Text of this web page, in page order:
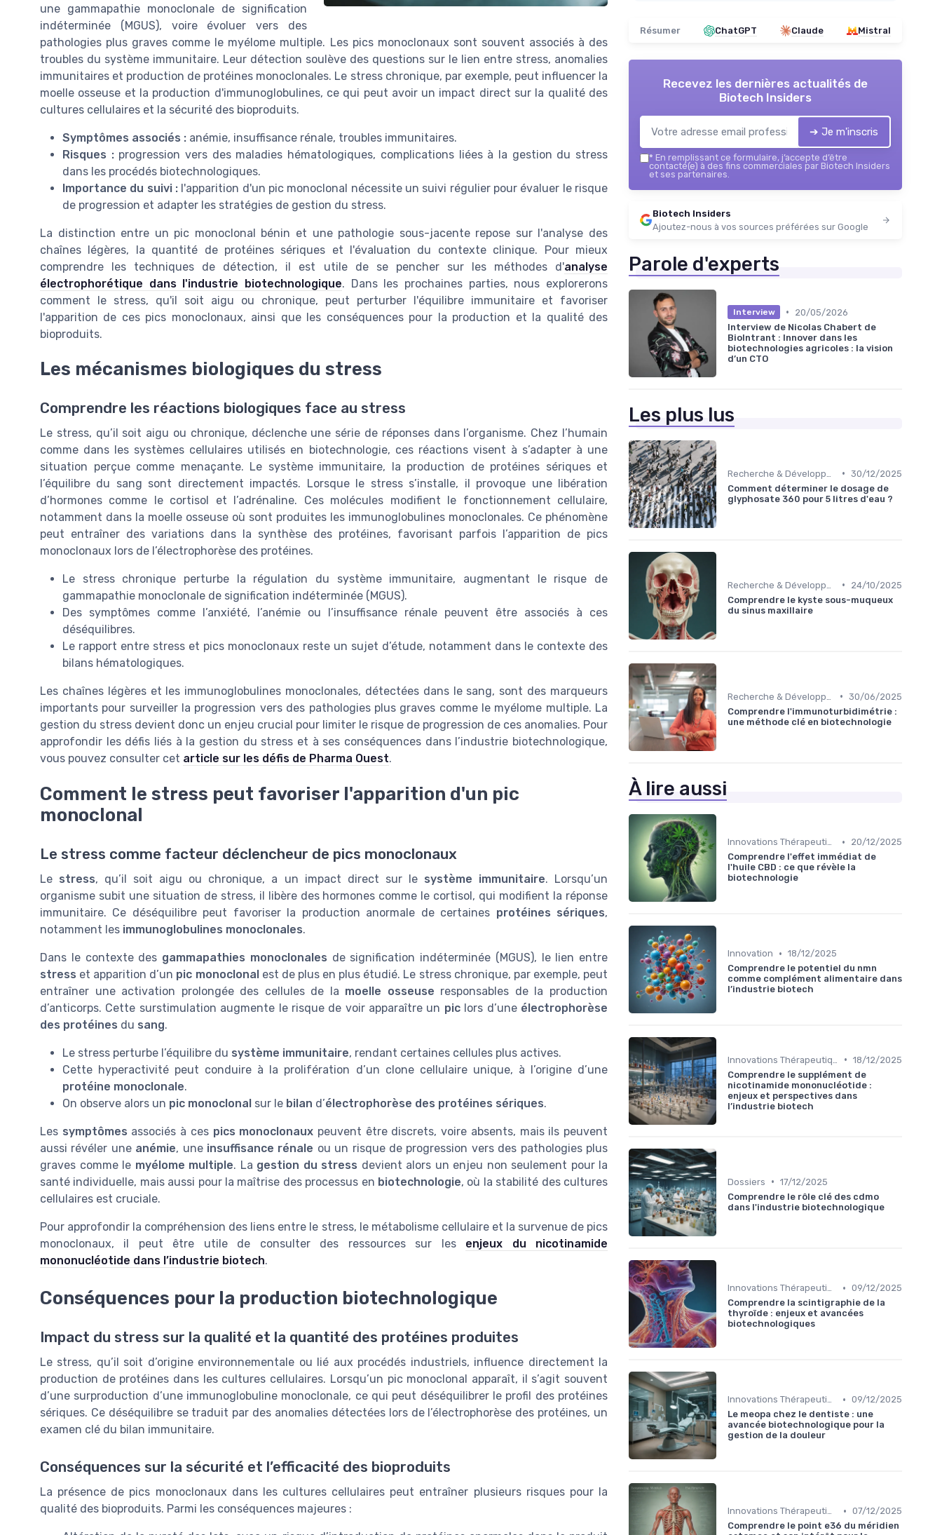
une gammapathie monoclonale de signification
indéterminée (MGUS), voire évoluer vers des
pathologies plus graves comme le myélome multiple. Les pics monoclonaux sont souvent associés à des
troubles du système immunitaire. Leur détection soulève des questions sur le lien entre stress, anomalies
immunitaires et production de protéines monoclonales. Le stress chronique, par exemple, peut influencer la
moelle osseuse et la production d'immunoglobulines, ce qui peut avoir un impact direct sur la qualité des
cultures cellulaires et la sécurité des bioproduits.
Symptômes associés : anémie, insuffisance rénale, troubles immunitaires.
Risques :progression vers des maladies hématologiques, complications liées à la gestion du stress
dans les procédés biotechnologiques.
Importance du suivi : l'apparition d'un pic monoclonal nécessite un suivi régulier pour évaluer le risque
de progression et adapter les stratégies de gestion du stress.
La distinction entre un pic monoclonal bénin et une pathologie sous-jacente repose sur l'analyse des
chaînes légères, la quantité de protéines sériques et l'évaluation du contexte clinique. Pour mieux
comprendre les techniques de détection, il est utile de se pencher sur les méthodes d'analyse
électrophorétique dans l'industrie biotechnologique. Dans les prochaines parties, nous explorerons
comment le stress, qu'il soit aigu ou chronique, peut perturber l'équilibre immunitaire et favoriser
l'apparition de ces pics monoclonaux, ainsi que les conséquences pour la production et la qualité des
bioproduits.
Les mécanismes biologiques du stress
Comprendre les réactions biologiques face au stress
Le stress, qu’il soit aigu ou chronique, déclenche une série de réponses dans l’organisme. Chez l’humain
comme dans les systèmes cellulaires utilisés en biotechnologie, ces réactions visent à s’adapter à une
situation perçue comme menaçante. Le système immunitaire, la production de protéines sériques et
l’équilibre du sang sont directement impactés. Lorsque le stress s’installe, il provoque une libération
d’hormones comme le cortisol et l’adrénaline. Ces molécules modifient le fonctionnement cellulaire,
notamment dans la moelle osseuse où sont produites les immunoglobulines monoclonales. Ce phénomène
peut entraîner des variations dans la synthèse des protéines, favorisant parfois l’apparition de pics
monoclonaux lors de l’électrophorèse des protéines.
Le stress chronique perturbe la régulation du système immunitaire, augmentant le risque de
gammapathie monoclonale de signification indéterminée (MGUS).
Des symptômes comme l’anxiété, l’anémie ou l’insuffisance rénale peuvent être associés à ces
déséquilibres.
Le rapport entre stress et pics monoclonaux reste un sujet d’étude, notamment dans le contexte des
bilans hématologiques.
Les chaînes légères et les immunoglobulines monoclonales, détectées dans le sang, sont des marqueurs
importants pour surveiller la progression vers des pathologies plus graves comme le myélome multiple. La
gestion du stress devient donc un enjeu crucial pour limiter le risque de progression de ces anomalies. Pour
approfondir les défis liés à la gestion du stress et à ses conséquences dans l’industrie biotechnologique,
vous pouvez consulter cet article sur les défis de Pharma Ouest.
Comment le stress peut favoriser l'apparition d'un pic
monoclonal
Le stress comme facteur déclencheur de pics monoclonaux
Le stress, qu’il soit aigu ou chronique, a un impact direct sur le système immunitaire. Lorsqu’un
organisme subit une situation de stress, il libère des hormones comme le cortisol, qui modifient la réponse
immunitaire. Ce déséquilibre peut favoriser la production anormale de certaines protéines sériques,
notamment les immunoglobulines monoclonales.
Dans le contexte des gammapathies monoclonales de signification indéterminée (MGUS), le lien entre
stress et apparition d’un pic monoclonalest de plus en plus étudié. Le stress chronique, par exemple, peut
entraîner une activation prolongée des cellules de la moelle osseuse responsables de la production
d’anticorps. Cette surstimulation augmente le risque de voir apparaître un piclors d’une électrophorèse
des protéines du sang.
Le stress perturbe l’équilibre du système immunitaire, rendant certaines cellules plus actives.
Cette hyperactivité peut conduire à la prolifération d’un clone cellulaire unique, à l’origine d’une
protéine monoclonale.
On observe alors un pic monoclonal sur le bilan d’électrophorèse des protéines sériques.
Les symptômes associés à ces pics monoclonaux peuvent être discrets, voire absents, mais ils peuvent
aussi révéler une anémie, une insuffisance rénale ou un risque de progression vers des pathologies plus
graves comme le myélome multiple. La gestion du stress devient alors un enjeu non seulement pour la
santé individuelle, mais aussi pour la maîtrise des processus en biotechnologie, où la stabilité des cultures
cellulaires est cruciale.
Pour approfondir la compréhension des liens entre le stress, le métabolisme cellulaire et la survenue de pics
monoclonaux, il peut être utile de consulter des ressources sur les enjeux du nicotinamide
mononucléotide dans l’industrie biotech.
Conséquences pour la production biotechnologique
Impact du stress sur la qualité et la quantité des protéines produites
Le stress, qu’il soit d’origine environnementale ou lié aux procédés industriels, influence directement la
production de protéines dans les cultures cellulaires. Lorsqu’un pic monoclonal apparaît, il s’agit souvent
d’une surproduction d’une immunoglobuline monoclonale, ce qui peut déséquilibrer le profil des protéines
sériques. Ce déséquilibre se traduit par des anomalies détectées lors de l’électrophorèse des protéines, un
examen clé du bilan immunitaire.
Conséquences sur la sécurité et l’efficacité des bioproduits
La présence de pics monoclonaux dans les cultures cellulaires peut entraîner plusieurs risques pour la
qualité des bioproduits. Parmi les conséquences majeures :
Résumer ChatGPT Claude Mistral
Recevez les dernières actualités de
Biotech Insiders
➔ Je m'inscris
* En remplissant ce formulaire, j’accepte d’être
contacté(e) à des fins commerciales par Biotech Insiders
et ses partenaires.
Biotech Insiders
Ajoutez-nous à vos sources préférées sur Google
Parole d'experts
Interview •
20/05/2026
Interview de Nicolas Chabert de
BioIntrant : Innover dans les
biotechnologies agricoles : la vision
d’un CTO
Les plus lus
• 30/12/2025
Comment déterminer le dosage de
glyphosate 360 pour 5 litres d'eau ?
•
24/10/2025
Comprendre le kyste sous-muqueux
du sinus maxillaire
• 30/06/2025
Comprendre l'immunoturbidimétrie :
une méthode clé en biotechnologie
À lire aussi
Innovations Thérapeutiques •
20/12/2025
Comprendre l'effet immédiat de
l'huile CBD : ce que révèle la
biotechnologie
Innovation • 18/12/2025
Comprendre le potentiel du nmn
comme complément alimentaire dans
l’industrie biotech
• 18/12/2025
Comprendre le supplément de
nicotinamide mononucléotide :
enjeux et perspectives dans
l’industrie biotech
Dossiers • 17/12/2025
Comprendre le rôle clé des cdmo
dans l'industrie biotechnologique
Innovations Thérapeutiques • 09/12/2025
Comprendre la scintigraphie de la
thyroïde : enjeux et avancées
biotechnologiques
Innovations Thérapeutiques • 09/12/2025
Le meopa chez le dentiste : une
avancée biotechnologique pour la
gestion de la douleur
Innovations Thérapeutiques • 07/12/2025
Comprendre le point e36 du méridien